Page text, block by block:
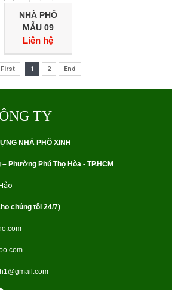
NHÀ PHỐ
MẪU 09
Liên hệ
First 1 2 End
TY
NHÀ PHỐ XINH
– Phường Phú Thọ Hòa - TP.HCM
chúng tôi 24/7)